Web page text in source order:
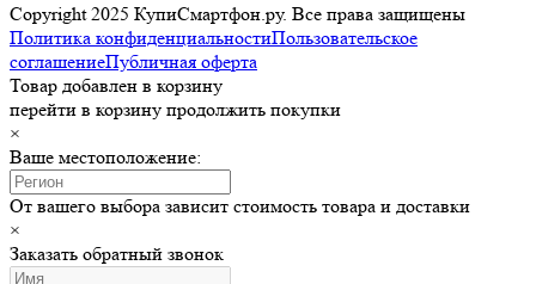
Copyright 2025 КупиСмартфон.ру. Все права защищены
Политика конфиденциальностиПользовательское
соглашениеПубличная оферта
Товар добавлен в корзину
перейти в корзину продолжить покупки
×
Ваше местоположение:
От вашего выбора зависит стоимость товара и доставки
×
Заказать обратный звонок